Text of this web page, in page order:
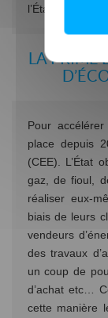
l’État.
LA PRIME
Pour
place depuis
(CEE). L’État
gaz, de fioul,
réaliser eux-
biais de leurs
vendeurs
des travaux
un coup de
d’achat etc…
cette manière